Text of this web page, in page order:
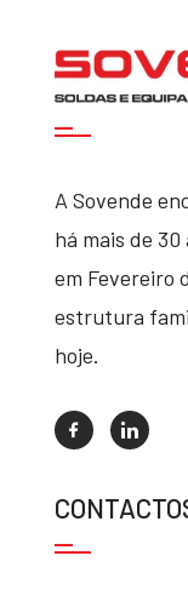
A Sovende
há mais de
em Fevereiro
estrutura
hoje.